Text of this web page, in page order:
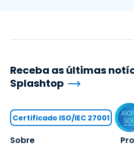
Sobre
Receba as últimas
Splashtop
Certificado ISO/IEC 27001